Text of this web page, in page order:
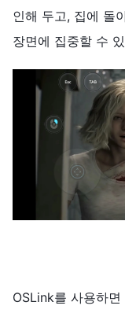
인해 두고, 집에 돌
장면에 집중할 수
OSLink를 사용하